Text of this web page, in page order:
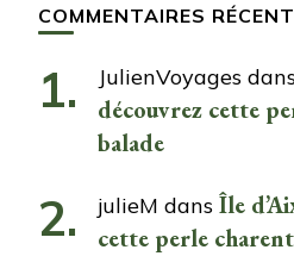
COMMENTAIRES
JulienVoyages
découvrez cette
balade
julieM dans Île
cette perle